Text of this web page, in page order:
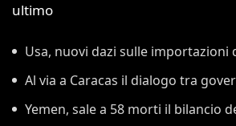
ultimo
Usa, nuovi dazi sulle importazioni
Al via a Caracas il dialogo tra
Yemen, sale a 58 morti il bilancio